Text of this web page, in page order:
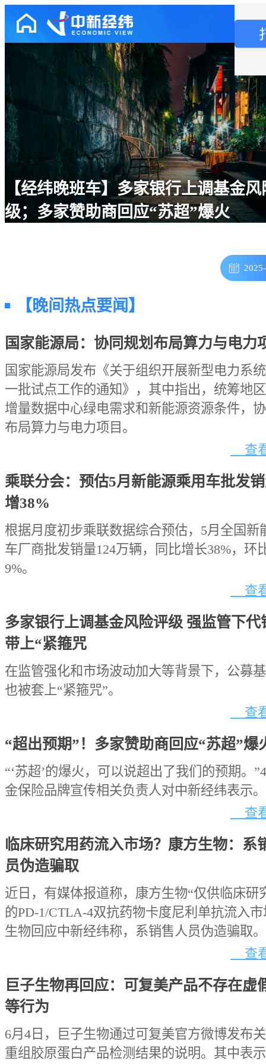
【经纬晚班车】多家银行上调基金风
级；多家赞助商回应“苏超”爆火
【晚间热点要闻】
国家能源局：协同规划布局算力与电力
国家能源局发布《关于组织开展新型电力系
一批试点工作的通知》，其中指出，统筹地
增量数据中心绿电需求和新能源资源条件，
布局算力与电力项目。
查
乘联分会：预估5月新能源乘用车批发
增38%
根据月度初步乘联数据综合预估，5月全国新
车厂商批发销量124万辆，同比增长38%，环
9%。
查
多家银行上调基金风险评级 强监管下代
带上“紧箍咒
在监管强化和市场波动加大等背景下，公募
也被套上“紧箍咒”。
查
“超出预期”！多家赞助商回应“苏超”爆
“‘苏超’的爆火，可以说超出了我们的预期。
金保险品牌宣传相关负责人对中新经纬表示。
查
临床研究用药流入市场？康方生物：系
员伪造骗取
近日，有媒体报道称，康方生物“仅供临床研
的PD-1/CTLA-4双抗药物卡度尼利单抗流入
生物回应中新经纬称，系销售人员伪造骗取。
查
巨子生物再回应：可复美产品不存在虚
等行为
6月4日，巨子生物通过可复美官方微博发布
重组胶原蛋白产品检测结果的说明。其中表